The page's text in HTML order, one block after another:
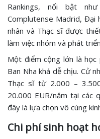
Rankings, nổi bật
Complutense Madrid, Đại
nhân và Thạc sĩ được
làm việc nhóm và phát
Một điểm cộng lớn là
Ban Nha khá dễ chịu. Cử
Thạc sĩ từ 2.000 –
20.000 EUR/năm tại các
đây là lựa chọn vô cùng
Chi phí sinh hoạt